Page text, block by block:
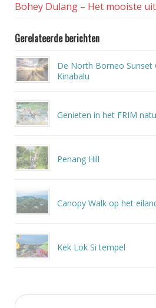
Bohey Dulang – Het mooiste
Gerelateerde berichten
De North Borneo Sunset
Kinabalu
Genieten in het FRIM
Penang Hill
Canopy Walk op het
Kek Lok Si tempel